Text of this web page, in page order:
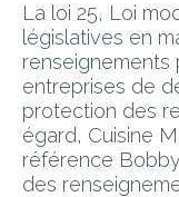
La loi 25, Loi
législatives en
renseignements
entreprises de
protection des
égard, Cuisine
référence
des